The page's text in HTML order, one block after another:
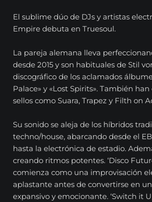
El sublime dúo de DJs y artistas
Empire debuta en Truesoul.
La pareja alemana lleva
desde 2015 y son habituales de Stil
discográfico de los aclamados
Palace» y «Lost Spirits». También
sellos como Suara, Trapez y Filth on
Su sonido se aleja de los híbridos
techno/house, abarcando desde el
hasta la electrónica de estadio.
creando ritmos potentes. ‘Disco
comienza como una improvisación
aplastante antes de convertirse en
expansivo y emocionante. ‘Switch it